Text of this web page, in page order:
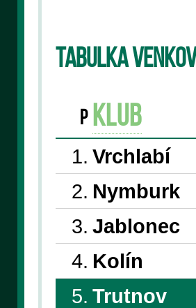
Tabulka
P klub
1. Vrchlabí
2. Nymburk
3. Jablonec
4. Kolín
5. Trutnov